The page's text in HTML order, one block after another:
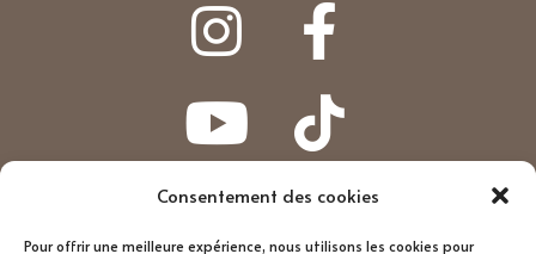
Consentement des cookies
Pour offrir une meilleure expérience, nous utilisons les cookies pour